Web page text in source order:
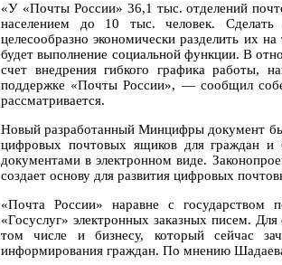
«У «Почты России» 36,1 тыс. отделений
населением до 10 тыс. человек.
целесообразно экономически разделить их
будет выполнение социальной функции. В
счет внедрения гибкого графика работы,
поддержке «Почты России», — сообщил
рассматривается.
Новый разработанный Минцифры документ
цифровых почтовых ящиков для граждан и
документами в электронном виде.
создает основу для развития цифровых
«Почта России» наравне с государством
«Госуслуг» электронных заказных писем.
том числе и бизнесу, который сейчас
информирования граждан. По мнению